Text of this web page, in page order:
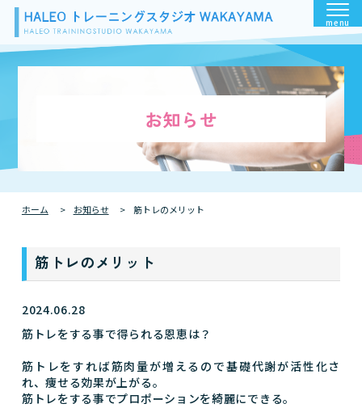
お知らせ
menu
ホーム お知らせ 筋トレのメリット
筋トレのメリット
2024.06.28
筋トレをする事で得られる恩恵は？
筋トレをすれば筋肉量が増えるので基礎代謝が活性化さ
れ、痩せる効果が上がる。
筋トレをする事でプロポーションを綺麗にできる。